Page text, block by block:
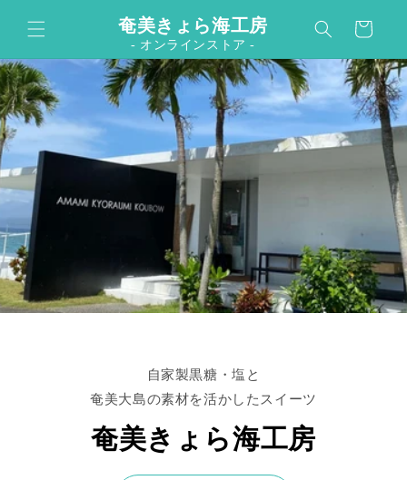
コンテンツに進む奄美きょら海工房
- オンラインストア -
ー
自家製黒糖・塩と
奄美大島の素材を活かしたスイーツ
奄美きょら海工房